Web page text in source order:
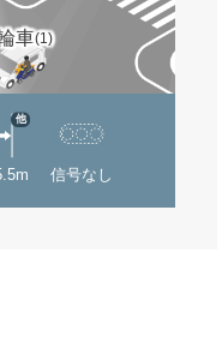
車(1)
他
信号なし